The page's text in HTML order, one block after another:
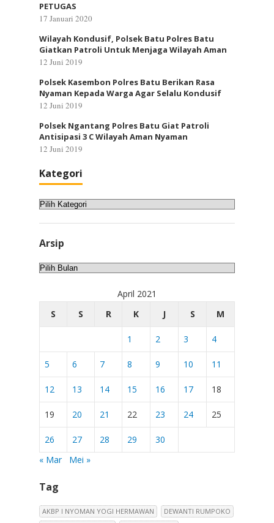
PETUGAS
17 Januari 2020
Wilayah Kondusif, Polsek Batu Polres Batu
Giatkan Patroli Untuk Menjaga Wilayah Aman
12 Juni 2019
Polsek Kasembon Polres Batu Berikan Rasa
Nyaman Kepada Warga Agar Selalu Kondusif
12 Juni 2019
Polsek Ngantang Polres Batu Giat Patroli
Antisipasi 3 C Wilayah Aman Nyaman
12 Juni 2019
Kategori
Kategori
Arsip
Arsip
April 2021
S
S R K J S M
1 2 3 4
5 6 7 8 9 10 11
12 13 14 15 16 17 18
19 20 21 22 23 24 25
26 27 28 29
30
« Mar
Mei »
Tag
AKBP I NYOMAN YOGI HERMAWAN
DEWANTI RUMPOKO